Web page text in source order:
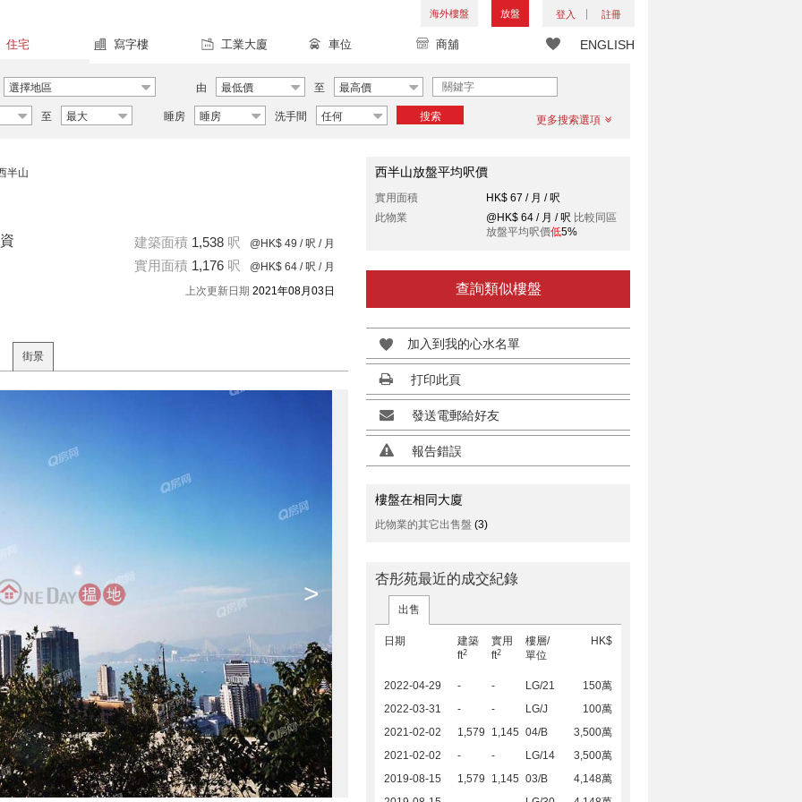
海外樓盤 放盤 登入 註冊
ENGLISH
住宅 寫字樓 工業大廈 車位 商舖
選擇地區 由 最低價 至 最高價
至 最大 睡房 睡房 洗手間 任何 搜索 更多搜索選項
半山
建築面積 1,538 呎 @HK$ 49 / 呎 / 月
實用面積 1,176 呎 @HK$ 64 / 呎 / 月
上次更新日期 2021年08月03日
街景
>
西半山放盤平均呎價
實用面積
HK$ 67 / 月 / 呎
此物業
@HK$ 64 / 月 / 呎 比較同區
放盤平均呎價低5%
查詢類似樓盤
加入到我的心水名單
打印此頁
發送電郵給好友
報告錯誤
樓盤在相同大廈
此物業的其它出售盤 (3)
杏彤苑最近的成交紀錄
出售
日期
建築
ft2
實用
ft2
樓層/
單位
HK$
2022-04-29 - - LG/21
150萬
2022-03-31
- - LG/J
100萬
2021-02-02
1,579 1,145 04/B
3,500萬
2021-02-02
- - LG/14
3,500萬
2019-08-15
1,579 1,145 03/B
4,148萬